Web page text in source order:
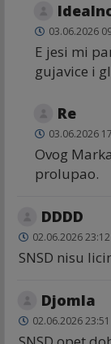
03.06.2026
E jesi mi
gujavice i
Re
03.06.2026
Ovog
prolupao.
DDDD
02.06.2026 23:12
SNSD nisu
Djomla
02.06.2026 23:51